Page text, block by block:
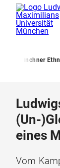
Münchner
(Un-
eines
Vom